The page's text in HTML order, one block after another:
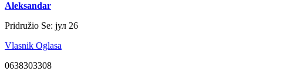
Aleksandar
Pridružio Se: јул 26
Vlasnik Oglasa
0638303308